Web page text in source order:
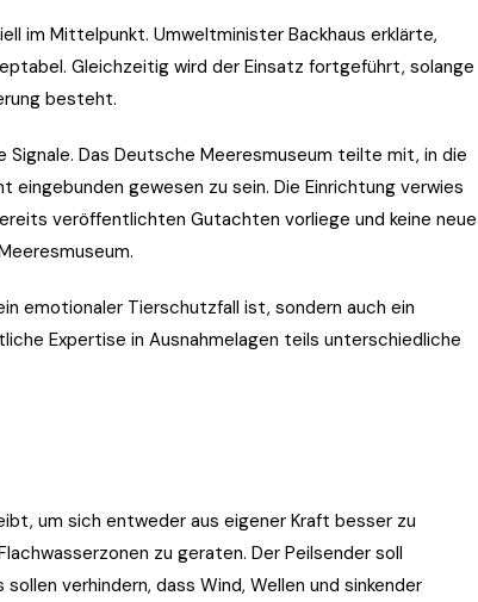
im Mittelpunkt. Umweltminister Backhaus erklärte,
Gleichzeitig wird der Einsatz fortgeführt, solange
besteht.
Das Deutsche Meeresmuseum teilte mit, in die
gewesen zu sein. Die Einrichtung verwies
veröffentlichten Gutachten vorliege und keine neue
emotionaler Tierschutzfall ist, sondern auch ein
Expertise in Ausnahmelagen teils unterschiedliche
um sich entweder aus eigener Kraft besser zu
zu geraten. Der Peilsender soll
verhindern, dass Wind, Wellen und sinkender